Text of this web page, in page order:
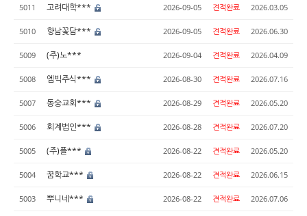
5011 고려대학*** 2026-09-05 견적완료 2026.03.05
5010 향남꽃담*** 2026-09-05 견적완료 2026.06.30
5009 (주)노*** 2026-09-04 견적완료 2026.04.09
5008 엠빅주식*** 2026-08-30 견적완료 2026.07.16
5007 동숭교회*** 2026-08-29 견적완료 2026.05.20
5006 회계법인*** 2026-08-28 견적완료 2026.07.20
5005 (주)플*** 2026-08-22 견적완료 2026.05.20
5004 꿈학교*** 2026-08-22 견적완료 2026.06.15
5003 뿌니네*** 2026-08-22 견적완료 2026.07.06